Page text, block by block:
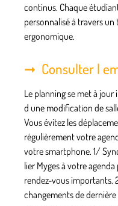
continus. Chaque
personnalisé à travers
ergonomique.
Consulter l
Le planning se met à
d une modification de
Vous évitez les
régulièrement votre
votre smartphone. 1/
lier Myges à votre
rendez-vous importants.
changements de